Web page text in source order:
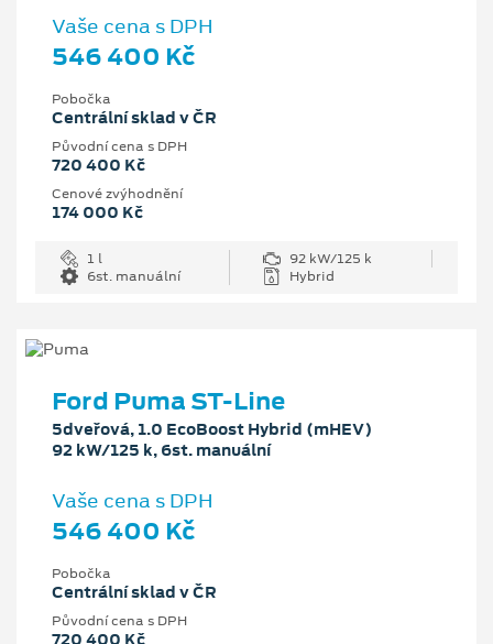
Vaše cena s DPH
546 400 Kč
Pobočka
Centrální sklad v ČR
Původní cena s DPH
720 400 Kč
Cenové zvýhodnění
174 000 Kč
1 l
92 kW/125 k
6st. manuální
Hybrid
Ford Puma ST-Line
5dveřová, 1.0 EcoBoost Hybrid (mHEV)
92 kW/125 k, 6st. manuální
Vaše cena s DPH
546 400 Kč
Pobočka
Centrální sklad v ČR
Původní cena s DPH